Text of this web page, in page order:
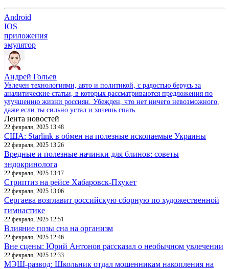
Android
IOS
приложения
эмулятор
Андрей Гольев
Увлечен технологиями, авто и политикой, с радостью берусь за
аналитические статьи, в которых рассматриваются предложения по
улучшению жизни россиян. Убежден, что нет ничего невозможного,
даже если ты сильно устал и хочешь спать.
Лента новостей
22 февраля, 2025 13:48
США: Starlink в обмен на полезные ископаемые Украины
22 февраля, 2025 13:26
Вредные и полезные начинки для блинов: советы
эндокринолога
22 февраля, 2025 13:17
Стриптиз на рейсе Хабаровск-Пхукет
22 февраля, 2025 13:06
Сергаева возглавит российскую сборную по художественной
гимнастике
22 февраля, 2025 12:51
Влияние позы сна на организм
22 февраля, 2025 12:46
Вне сцены: Юрий Антонов рассказал о необычном увлечении
22 февраля, 2025 12:33
МЭШ-развод: Школьник отдал мошенникам накопления на